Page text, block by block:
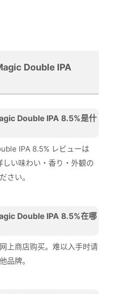
Double IPA
Double IPA 8.5%是什
IPA 8.5% レビューは
い味わい・香り・外観の
さい。
Double IPA 8.5%在哪
上商店购买。难以入手时请
品牌。